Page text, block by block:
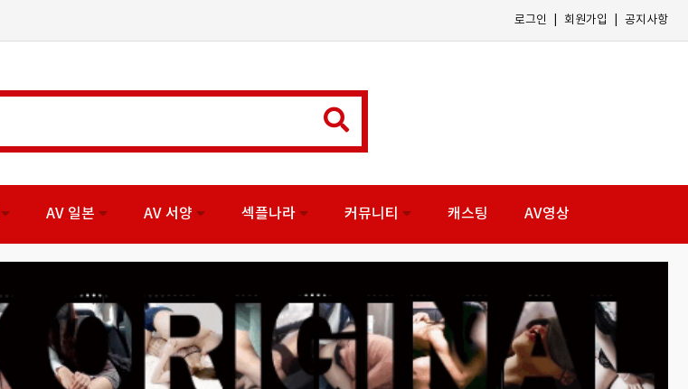
로그인 회원가입 공지사항
AV 일본 AV 서양 섹플나라 커뮤니티 캐스팅 AV영상